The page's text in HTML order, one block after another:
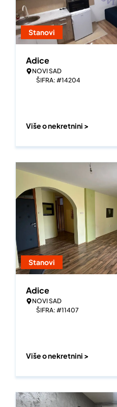
Stanovi
Adice
NOVI SAD
ŠIFRA: #14204
Više o nekretnini >
Stanovi
Adice
NOVI SAD
ŠIFRA: #11407
Više o nekretnini >